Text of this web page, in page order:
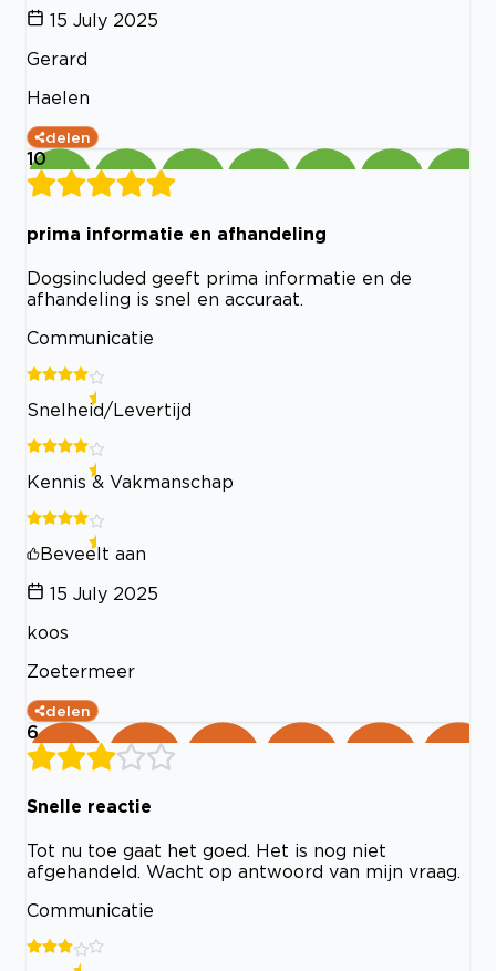
15 July 2025
Gerard
Haelen
delen
10
prima informatie en afhandeling
Dogsincluded geeft prima informatie en de
afhandeling is snel en accuraat.
Communicatie
Snelheid/Levertijd
Kennis & Vakmanschap
Beveelt aan
15 July 2025
koos
Zoetermeer
delen
6
Snelle reactie
Tot nu toe gaat het goed. Het is nog niet
afgehandeld. Wacht op antwoord van mijn vraag.
Communicatie